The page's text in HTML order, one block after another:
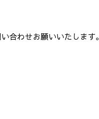
合わせお願いいたします。